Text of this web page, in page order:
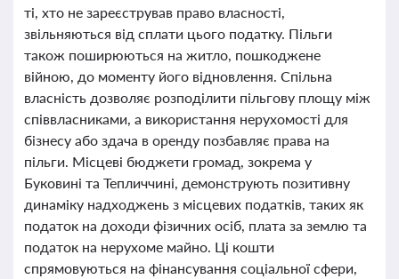
ті, хто не зареєстрував право власності,
звільняються від сплати цього податку. Пільги
також поширюються на житло, пошкоджене
війною, до моменту його відновлення. Спільна
власність дозволяє розподілити пільгову площу між
співвласниками, а використання нерухомості для
бізнесу або здача в оренду позбавляє права на
пільги. Місцеві бюджети громад, зокрема у
Буковині та Тепличчині, демонструють позитивну
динаміку надходжень з місцевих податків, таких як
податок на доходи фізичних осіб, плата за землю та
податок на нерухоме майно. Ці кошти
спрямовуються на фінансування соціальної сфери,